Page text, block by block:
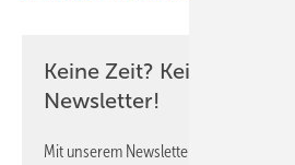
Keine Zeit? Kein Problem
Newsletter!
Mit unserem Newsletter erhalten Sie